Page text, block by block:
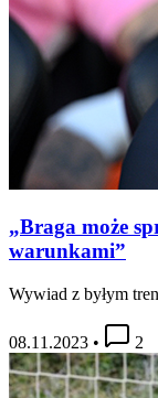
„Braga może
warunkami”
Wywiad z byłym
08.11.2023 • 2